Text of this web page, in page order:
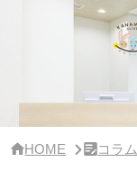
ニッ
HOME コラム